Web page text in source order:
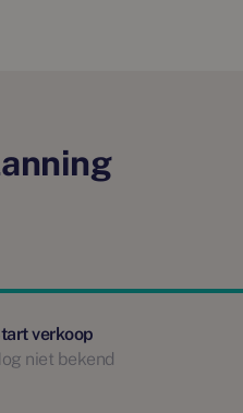
niet alleen om groen
zitje waar je geniet van
verkoop
niet bekend